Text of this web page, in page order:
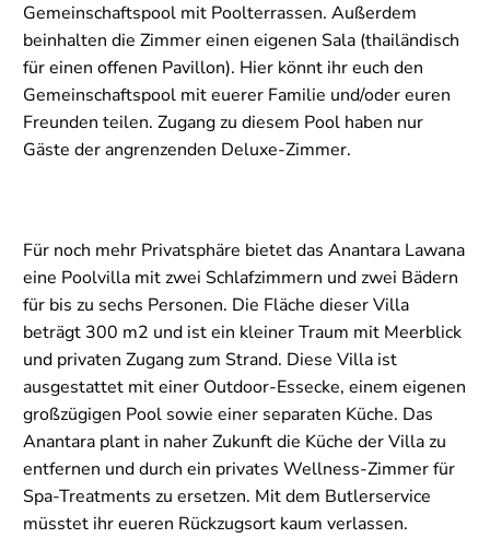
Gemeinschaftspool mit Poolterrassen. Außerdem
beinhalten die Zimmer einen eigenen Sala (thailändisch
für einen offenen Pavillon). Hier könnt ihr euch den
Gemeinschaftspool mit euerer Familie und/oder euren
Freunden teilen. Zugang zu diesem Pool haben nur
Gäste der angrenzenden Deluxe-Zimmer.
Für noch mehr Privatsphäre bietet das Anantara Lawana
eine Poolvilla mit zwei Schlafzimmern und zwei Bädern
für bis zu sechs Personen. Die Fläche dieser Villa
beträgt 300 m2 und ist ein kleiner Traum mit Meerblick
und privaten Zugang zum Strand. Diese Villa ist
ausgestattet mit einer Outdoor-Essecke, einem eigenen
großzügigen Pool sowie einer separaten Küche. Das
Anantara plant in naher Zukunft die Küche der Villa zu
entfernen und durch ein privates Wellness-Zimmer für
Spa-Treatments zu ersetzen. Mit dem Butlerservice
müsstet ihr eueren Rückzugsort kaum verlassen.